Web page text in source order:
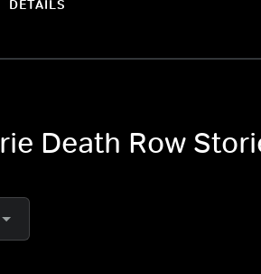
DETAILS
Death Row